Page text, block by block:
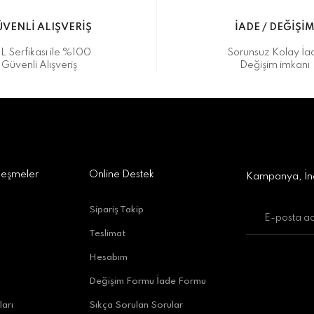
Antalya
ALIŞVERİŞ
Serfikası ile %100
Güvenli Alışveriş
İADE / DEĞİŞİM
Sorunsuz Kolay
Değişim imkanı
Online Destek
Sipariş Takip
Teslimat
Hesabım
Değişim Formu İade Formu
Sıkça Sorulan Sorular
Kampanya,